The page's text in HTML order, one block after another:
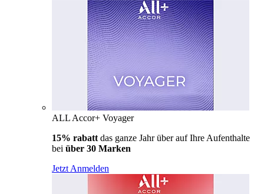
ALL Accor+ Voyager
15% rabatt das ganze Jahr über auf Ihre Aufenthalte
bei über 30 Marken
Jetzt Anmelden